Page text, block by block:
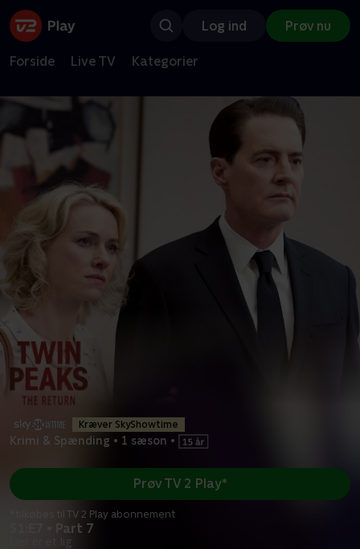
Log ind Prøv nu
Forside Live TV Kategorier
Kræver SkyShowtime
Krimi & Spænding • 1 sæson •
S1:E7 • Part 7
Der er et lig
Prøv TV 2 Play*
*tilkøbes til TV 2 Play abonnement